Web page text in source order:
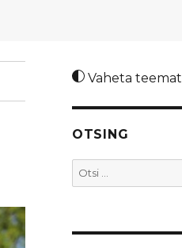
Vaheta teemat
OTSING
Otsi: